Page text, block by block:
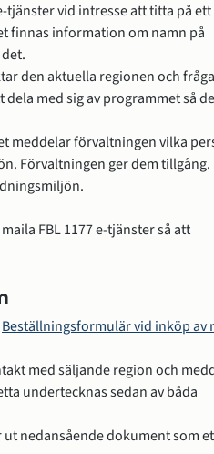
tjänster vid intresse att titta på
finnas information om namn på
den aktuella regionen och
med sig av programmet så
meddelar förvaltningen vilka
Förvaltningen ger dem tillgång.
FBL 1177 e-tjänster så att
Beställningsformulär vid inköp av
med säljande region och
undertecknas sedan av båda
nedansående dokument som